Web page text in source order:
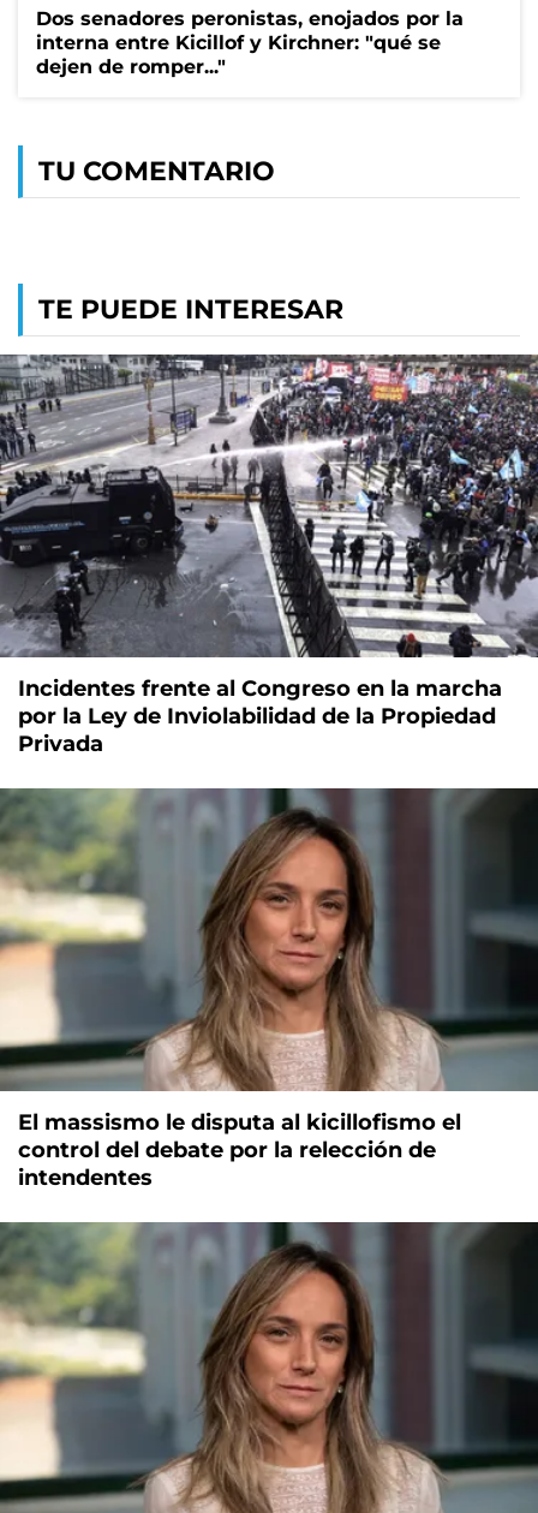
Dos senadores peronistas, enojados por la
interna entre Kicillof y Kirchner: "qué se
dejen de romper..."
TU COMENTARIO
TE PUEDE INTERESAR
Incidentes frente al Congreso en la marcha
por la Ley de Inviolabilidad de la Propiedad
Privada
El massismo le disputa al kicillofismo el
control del debate por la relección de
intendentes